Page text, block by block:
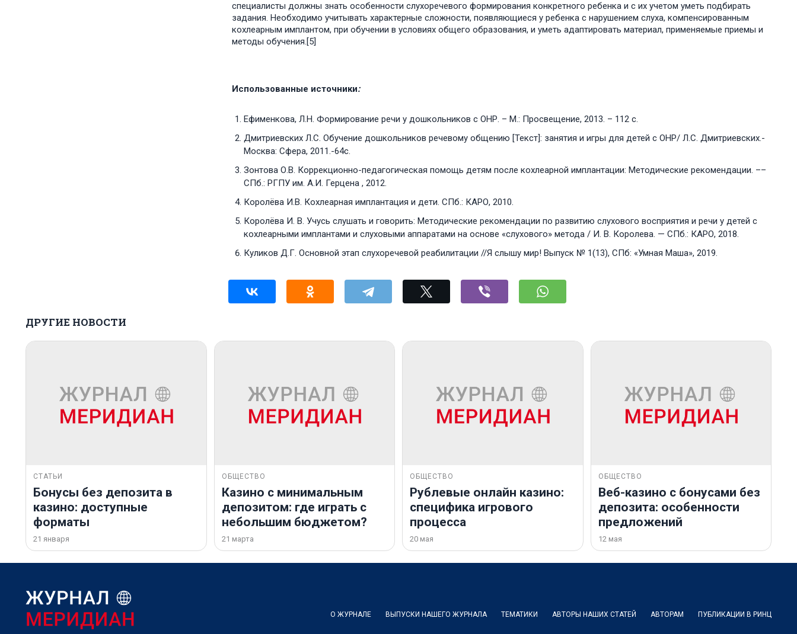
специалисты должны знать особенности слухоречевого формирования конкретного ребенка и с их учетом уметь подбирать
задания. Необходимо учитывать характерные сложности, появляющиеся у ребенка с нарушением слуха, компенсированным
кохлеарным имплантом, при обучении в условиях общего образования, и уметь адаптировать материал, применяемые приемы и
методы обучения.[5]
Использованные источники:
Ефименкова, Л.Н. Формирование речи у дошкольников с ОНР. – М.: Просвещение, 2013. – 112 с.
Дмитриевских Л.С. Обучение дошкольников речевому общению [Текст]: занятия и игры для детей с ОНР/ Л.С. Дмитриевских.-
Москва: Сфера, 2011.-64с.
Зонтова О.В. Коррекционно-педагогическая помощь детям после кохлеарной имплантации: Методические рекомендации. ––
СПб.: РГПУ им. А.И. Герцена , 2012.
Королёва И.В. Кохлеарная имплантация и дети. СПб.: КАРО, 2010.
Королёва И. В. Учусь слушать и говорить: Методические рекомендации по развитию слухового восприятия и речи у детей с
кохлеарными имплантами и слуховыми аппаратами на основе «слухового» метода / И. В. Королева. — СПб.: КАРО, 2018.
Куликов Д.Г. Основной этап слухоречевой реабилитации //Я слышу мир! Выпуск № 1(13), СПб: «Умная Маша», 2019.
ДРУГИЕ НОВОСТИ
СТАТЬИ
Бонусы без депозита в
казино: доступные
форматы
21 января
ОБЩЕСТВО
Казино с минимальным
депозитом: где играть с
небольшим бюджетом?
21 марта
ОБЩЕСТВО
Рублевые онлайн казино:
специфика игрового
процесса
20 мая
ОБЩЕСТВО
Веб-казино с бонусами без
депозита: особенности
предложений
12 мая
О ЖУРНАЛЕ ВЫПУСКИ НАШЕГО ЖУРНАЛА ТЕМАТИКИ АВТОРЫ НАШИХ СТАТЕЙ АВТОРАМ ПУБЛИКАЦИИ В РИНЦ